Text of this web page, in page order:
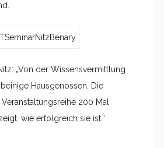
„Von der Wissensvermittlung
Hausgenossen. Die
Veranstaltungsreihe 200 Mal
wie erfolgreich sie ist.“